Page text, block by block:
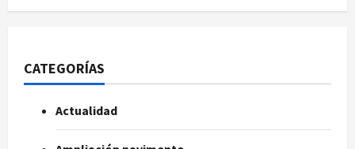
CATEGORÍAS
Actualidad